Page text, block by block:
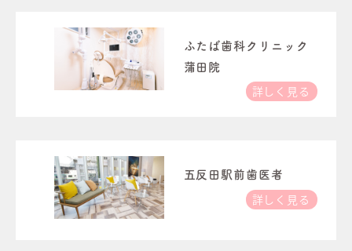
ふたば歯科クリニック
蒲田院
詳しく見る
五反田駅前歯医者
詳しく見る